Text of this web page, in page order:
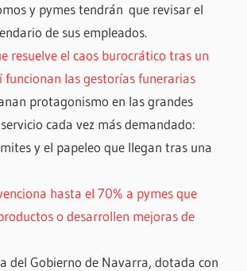
y pymes tendrán que revisar el
de sus empleados.
resuelve el caos burocrático tras un
funcionan las gestorías funerarias
protagonismo en las grandes
cada vez más demandado:
y el papeleo que llegan tras una
hasta el 70% a pymes que
o desarrollen mejoras de
del Gobierno de Navarra, dotada con